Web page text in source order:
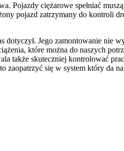
Pojazdy ciężarowe spełniać
pojazd zatrzymany do kontroli
Jego zamontowanie nie
które można do naszych
także skuteczniej kontrolować
zaopatrzyć się w system który da